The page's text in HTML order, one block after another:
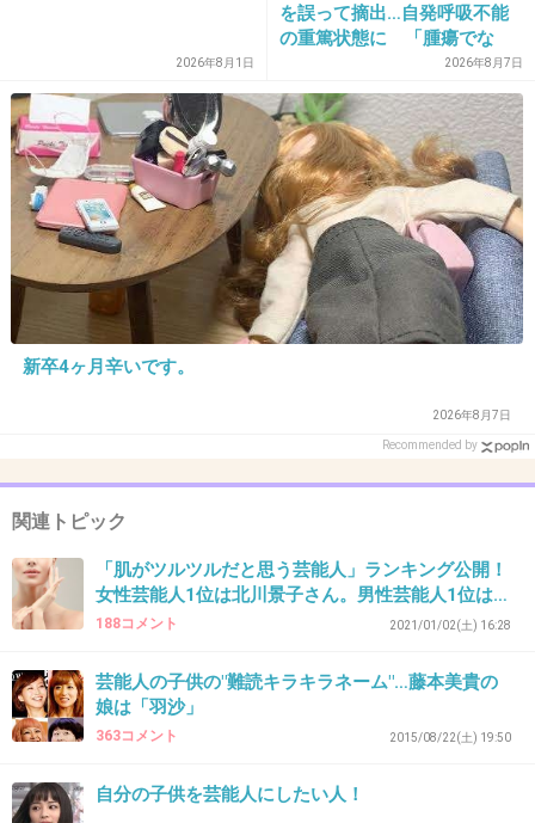
2026/06/03(水) 21:33:47
齋藤孝先生
65歳に見えない！
+4 -4
39. 匿名 2026/06/03(水) 21:34:19
え、全然違う…
+6 -2
41. 匿名2026/06/03(水) 21:34:47
2026年8月1日
を誤って摘出…自発呼吸不能
の重篤状態に 「腫瘍でな
い」結果出ても“勘違い”で摘
出継続 通常の生活送ってい
た患者が手足も動かず 京大
病院
2026年8月7日
新卒4ヶ月辛いです。
2026年8月7日
Recommended by
関連トピック
「肌がツルツルだと思う芸能人」ランキング公開！
女性芸能人1位は北川景子さん。男性芸能人1位は…
188コメント 2021/01/02(土) 16:28
芸能人の子供の"難読キラキラネーム"…藤本美貴の
娘は「羽沙」
363コメント 2015/08/22(土) 19:50
自分の子供を芸能人にしたい人！